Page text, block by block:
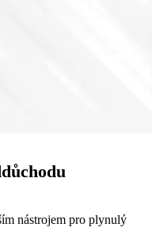
nástrojem pro plynulý